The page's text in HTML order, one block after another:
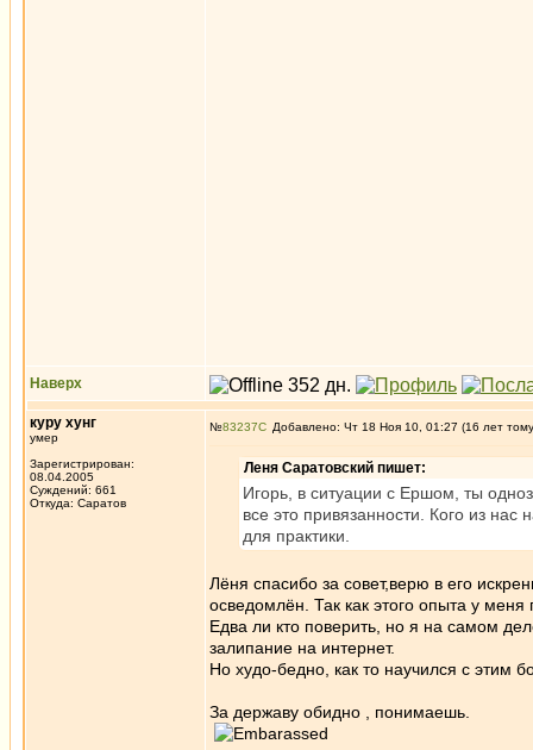
Наверх
куру хунг
умер
Зарегистрирован:
08.04.2005
Суждений: 661
Откуда: Саратов
№83237 Добавлено: Чт 18 Ноя 10, 01:27 (16 лет
Леня Саратовский пишет:
Игорь, в ситуации с Ершом, ты
все это привязанности. Кого из
для практики.
Лёня спасибо за совет,верю в его
осведомлён. Так как этого опыта у меня
Едва ли кто поверить, но я на самом
залипание на интернет.
Но худо-бедно, как то научился с этим
За державу обидно , понимаешь.